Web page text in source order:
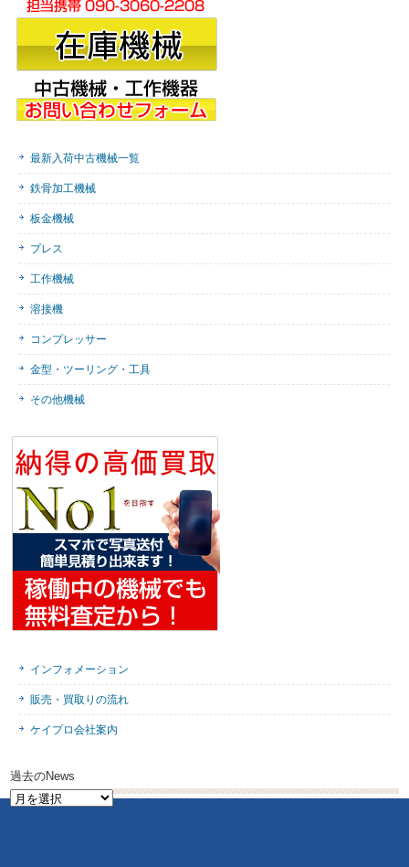
最新入荷中古機械一覧
鉄骨加工機械
板金機械
プレス
工作機械
溶接機
コンプレッサー
金型・ツーリング・工具
その他機械
インフォメーション
販売・買取りの流れ
ケイプロ会社案内
過去のNews
過